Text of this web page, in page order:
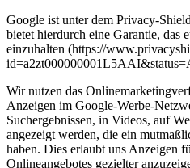
Google ist unter dem Privacy-
bietet hierdurch eine Garantie, das
einzuhalten (https://
Wir nutzen das
Anzeigen im Google-Werbe-
Suchergebnissen, in Videos, auf
angezeigt werden, die ein
haben. Dies erlaubt uns Anzeigen
Onlineangebotes gezielter